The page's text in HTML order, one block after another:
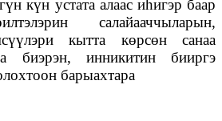
күн устата алаас иһигэр баар
салайааччыларын,
кытта көрсөн санаа
биэрэн, инникитин бииргэ
барыахтара